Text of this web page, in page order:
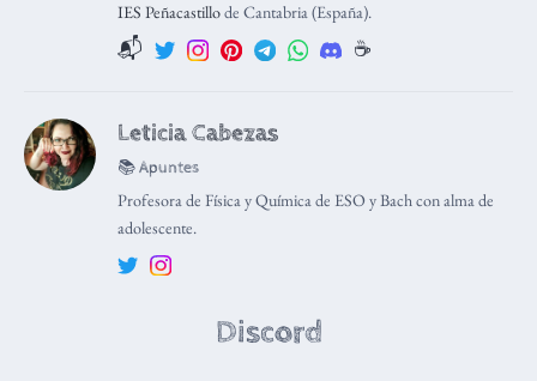
IES Peñacastillode Cantabria (España).
📬 ☕️
Leticia Cabezas
📚 Apuntes
Profesora de Física y Química de ESO y Bach con alma de
adolescente.
Discord